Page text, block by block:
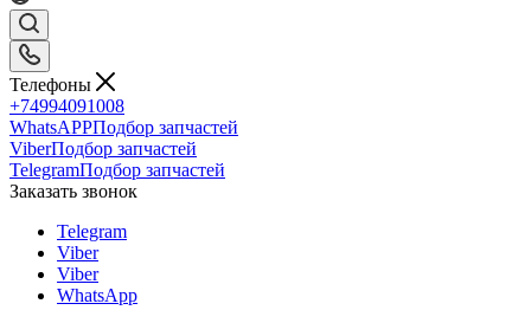
Телефоны
+74994091008
WhatsAPPПодбор запчастей
ViberПодбор запчастей
TelegramПодбор запчастей
Заказать звонок
Telegram
Viber
Viber
WhatsApp